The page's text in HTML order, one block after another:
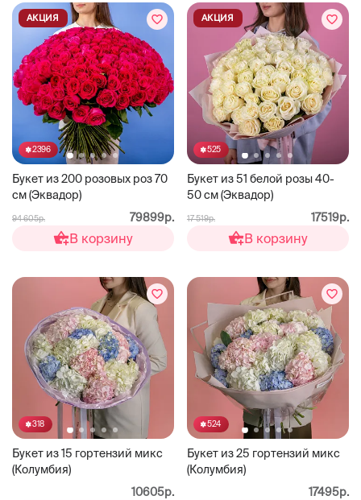
2396
Букет из 200 розовых роз 70
см (Эквадор)
АКЦИЯ
94 605р. 79899р.
В корзину
525
Букет из 51 белой розы 40-
50 см (Эквадор)
АКЦИЯ
17 519р. 17519р.
В корзину
318
Букет из 15 гортензий микс
(Колумбия)
10605р.
524
Букет из 25 гортензий микс
(Колумбия)
17495р.